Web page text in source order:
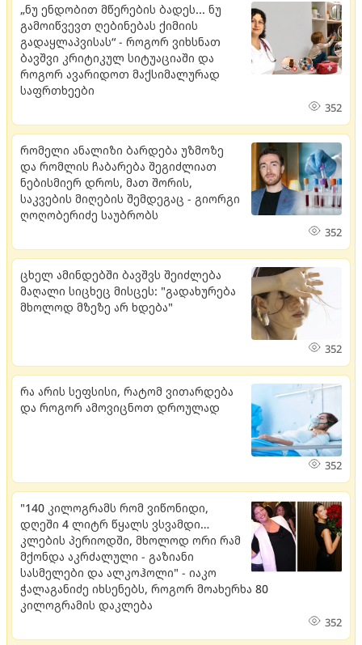
„ნუ ენდობით მწერების ბადეს... ნუ
გამოიწვევთ ღებინებას ქიმიის
გადაყლაპვისას“ - როგორ ვიხსნათ
ბავშვი კრიტიკულ სიტუაციაში და
როგორ ავარიდოთ მაქსიმალურად
საფრთხეები
352
რომელი ანალიზი ბარდება უზმოზე
და რომლის ჩაბარება შეგიძლიათ
ნებისმიერ დროს, მათ შორის,
საკვების მიღების შემდეგაც - გიორგი
ღოღობერიძე საუბრობს
352
ცხელ ამინდებში ბავშვს შეიძლება
მაღალი სიცხეც მისცეს: "გადახურება
მხოლოდ მზეზე არ ხდება"
352
რა არის სეფსისი, რატომ ვითარდება
და როგორ ამოვიცნოთ დროულად
352
"140 კილოგრამს რომ ვიწონიდი,
დღეში 4 ლიტრ წყალს ვსვამდი…
კლების პერიოდში, მხოლოდ ორი რამ
მქონდა აკრძალული - გაზიანი
სასმელები და ალკოჰოლი" - იაკო
ჭალაგანიძე იხსენებს, როგორ მოახერხა 80
კილოგრამის დაკლება
352